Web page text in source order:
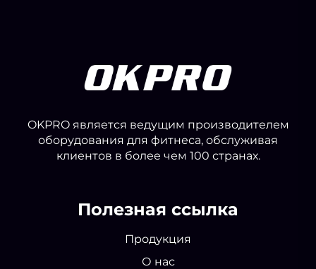
OKPRO является ведущим производителем
оборудования для фитнеса, обслуживая
клиентов в более чем 100 странах.
Полезная ссылка
Продукция
О нас